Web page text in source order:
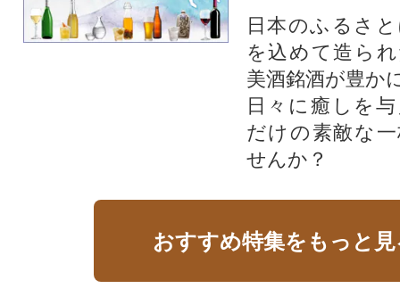
日本のふるさ
を込めて造ら
美酒銘酒が豊か
日々に癒しを
だけの素敵な
せんか？
おすすめ特集をもっと